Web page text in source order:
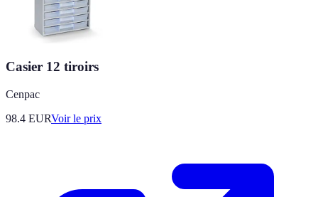
Casier 12 tiroirs
Cenpac
98.4 EURVoir le prix